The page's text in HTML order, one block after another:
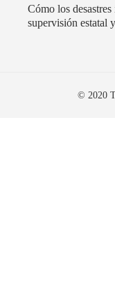
Cómo los
supervisión estatal
© 2020